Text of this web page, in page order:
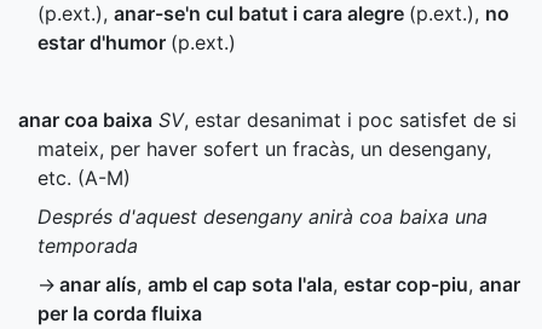
(p.ext.), anar-se'n cul batut i cara alegre (p.ext.), no
estar d'humor (p.ext.)
anar coa baixa SV, estar desanimat i poc satisfet de si
mateix, per haver sofert un fracàs, un desengany,
etc. (A-M)
Després d'aquest desengany anirà coa baixa una
temporada
→ anar alís, amb el cap sota l'ala, estar cop-piu, anar
per la corda fluixa